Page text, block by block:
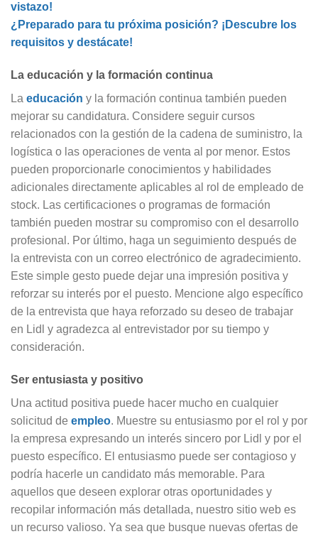
vistazo!
¿Preparado para tu próxima posición? ¡Descubre los
requisitos y destácate!
La educación y la formación continua
La educación y la formación continua también pueden
mejorar su candidatura. Considere seguir cursos
relacionados con la gestión de la cadena de suministro, la
logística o las operaciones de venta al por menor. Estos
pueden proporcionarle conocimientos y habilidades
adicionales directamente aplicables al rol de empleado de
stock. Las certificaciones o programas de formación
también pueden mostrar su compromiso con el desarrollo
profesional. Por último, haga un seguimiento después de
la entrevista con un correo electrónico de agradecimiento.
Este simple gesto puede dejar una impresión positiva y
reforzar su interés por el puesto. Mencione algo específico
de la entrevista que haya reforzado su deseo de trabajar
en Lidl y agradezca al entrevistador por su tiempo y
consideración.
Ser entusiasta y positivo
Una actitud positiva puede hacer mucho en cualquier
solicitud de empleo. Muestre su entusiasmo por el rol y por
la empresa expresando un interés sincero por Lidl y por el
puesto específico. El entusiasmo puede ser contagioso y
podría hacerle un candidato más memorable. Para
aquellos que deseen explorar otras oportunidades y
recopilar información más detallada, nuestro sitio web es
un recurso valioso. Ya sea que busque nuevas ofertas de